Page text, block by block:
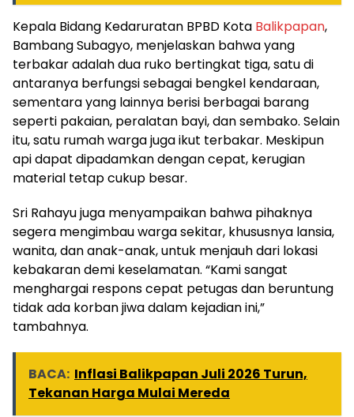
Kepala Bidang Kedaruratan BPBD Kota Balikpapan,
Bambang Subagyo, menjelaskan bahwa yang
terbakar adalah dua ruko bertingkat tiga, satu di
antaranya berfungsi sebagai bengkel kendaraan,
sementara yang lainnya berisi berbagai barang
seperti pakaian, peralatan bayi, dan sembako. Selain
itu, satu rumah warga juga ikut terbakar. Meskipun
api dapat dipadamkan dengan cepat, kerugian
material tetap cukup besar.
Sri Rahayu juga menyampaikan bahwa pihaknya
segera mengimbau warga sekitar, khususnya lansia,
wanita, dan anak-anak, untuk menjauh dari lokasi
kebakaran demi keselamatan. “Kami sangat
menghargai respons cepat petugas dan beruntung
tidak ada korban jiwa dalam kejadian ini,”
tambahnya.
BACA: Inflasi Balikpapan Juli 2026 Turun,
Tekanan Harga Mulai Mereda